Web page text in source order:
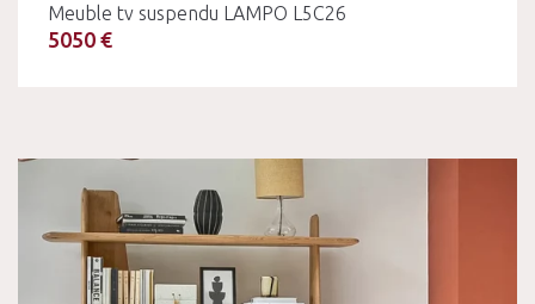
Meuble tv suspendu LAMPO L5C26
5050 €